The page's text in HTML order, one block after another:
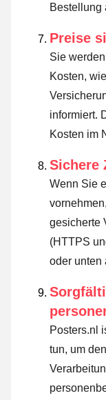
Bestellung
Preise
Sie
Kosten,
informiert.
Kosten im
Sichere
Wenn Sie
gesicherte
(HTTPS
oder unten
Posters.nl
tun, um